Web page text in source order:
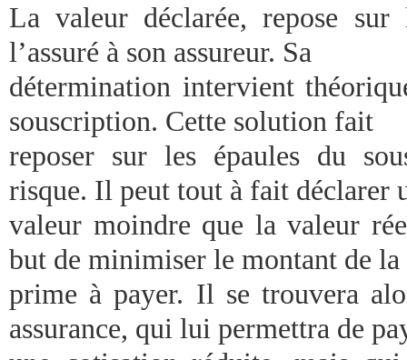
La valeur déclarée, repose
l’assuré à son assureur. Sa
détermination intervient
souscription. Cette solution fait
reposer sur les épaules du
risque. Il peut tout à fait déclarer
valeur moindre que la valeur
but de minimiser le montant de la
prime à payer. Il se trouvera
assurance, qui lui permettra de